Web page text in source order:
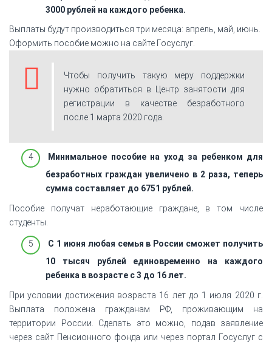
3000 рублей на каждого ребенка.
Выплаты будут производиться три месяца: апрель, май, июнь.
Оформить пособие можно на сайте Госуслуг.
Чтобы получить такую меру поддержки
нужно обратиться в Центр занятости для
регистрации в качестве безработного
после 1 марта 2020 года.
Минимальное пособие на уход за ребенком для
безработных граждан увеличено в 2 раза, теперь
сумма составляет до 6751 рублей.
Пособие получат неработающие граждане, в том числе
студенты.
С 1 июня любая семья в России сможет получить
10 тысяч рублей единовременно на каждого
ребенка в возрасте с 3 до 16 лет.
При условии достижения возраста 16 лет до 1 июля 2020 г.
Выплата положена гражданам РФ, проживающим на
территории России. Сделать это можно, подав заявление
через сайт Пенсионного фонда или через портал Госуслуг с